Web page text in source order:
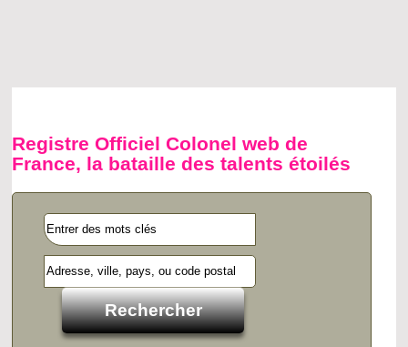
Registre Officiel Colonel web de
France, la bataille des talents étoilés